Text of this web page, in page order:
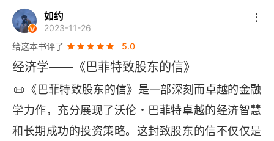
第3章 投资替代品
A.三类投资资产[1]
B.垃圾债券[1]
C.零息债券[1]
D.优先股[1]
和经营理念，这些思想不仅是他个人成功的秘诀，
也成为了全球投资者和企业家所学习和借鉴的对
象。通过阅读这本书，我们可以深入了解巴菲特的
投资原则和经营哲学，为自己的财富增长和事业发
展提供有益的参考和借鉴。
一吹就倒。2. 短期而言，市场是一台投票机；但长
股价投票，长期看企业价值是称重。就像选秀节
如约
2023-11-26
给这本书评了
5.0
经济学——《巴菲特致股东的信》
📜 《巴菲特致股东的信》是一部深刻而卓越的金融
学力作，充分展现了沃伦・巴菲特卓越的经济智慧
和长期成功的投资策略。这封致股东的信不仅仅是